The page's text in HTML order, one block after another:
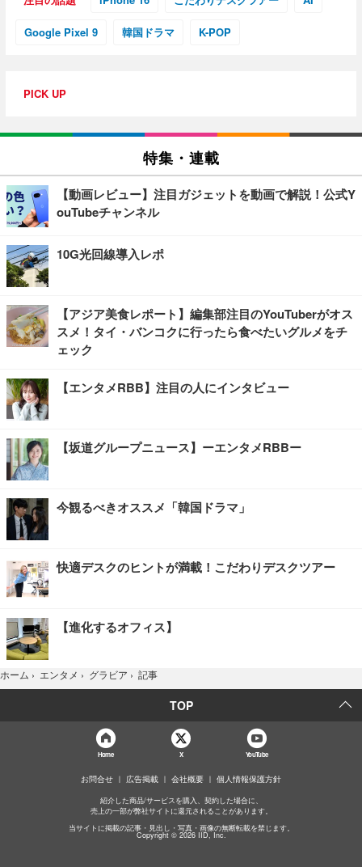
Google Pixel 9 韓国ドラマ K-POP
PICK UP
特集・連載
【動画レビュー】注目ガジェットを動画で解説！公式Y
ouTubeチャンネル
10G光回線導入レポ
【アジア美食レポート】編集部注目のYouTuberがオス
スメ！タイ・バンコクに行ったら食べたいグルメをチ
ェック
【エンタメRBB】注目の人にインタビュー
【坂道グループニュース】ーエンタメRBBー
今観るべきオススメ「韓国ドラマ」
快適デスクのヒントが満載！こだわりデスクツアー
【進化するオフィス】
ホーム › エンタメ › グラビア › 記事
TOP
Home X YouTube
お問合せ 広告掲載 会社概要 個人情報保護方針
紹介した商品/サービスを購入、契約した場合に、
売上の一部が弊社サイトに還元されることがあります。
当サイトに掲載の記事・見出し・写真・画像の無断転載を禁じます。
Copyright © 2026 IID, Inc.